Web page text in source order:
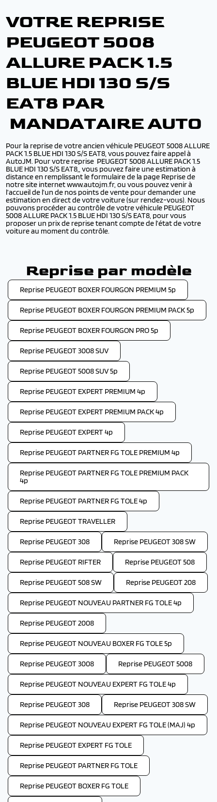
VOTRE REPRISE
PEUGEOT 5008
ALLURE PACK 1.5
BLUE HDI 130 S/S
EAT8 PAR
MANDATAIRE AUTO
Pour la reprise de votre ancien véhicule PEUGEOT 5008 ALLURE
PACK 1.5 BLUE HDI 130 S/S EAT8, vous pouvez faire appel à
AutoJM. Pour votre reprise PEUGEOT 5008 ALLURE PACK 1.5
BLUE HDI 130 S/S EAT8,, vous pouvez faire une estimation à
distance en remplissant le formulaire de la page Reprise de
notre site internet www.autojm.fr, ou vous pouvez venir à
l’accueil de l’un de nos points de vente pour demander une
estimation en direct de votre voiture (sur rendez-vous). Nous
pouvons procéder au contrôle de votre véhicule PEUGEOT
5008 ALLURE PACK 1.5 BLUE HDI 130 S/S EAT8, pour vous
proposer un prix de reprise tenant compte de l’état de votre
voiture au moment du contrôle.
Reprise par modèle
Reprise PEUGEOT BOXER FOURGON PREMIUM 5p
Reprise PEUGEOT BOXER FOURGON PREMIUM PACK 5p
Reprise PEUGEOT BOXER FOURGON PRO 5p
Reprise PEUGEOT 3008 SUV
Reprise PEUGEOT 5008 SUV 5p
Reprise PEUGEOT EXPERT PREMIUM 4p
Reprise PEUGEOT EXPERT PREMIUM PACK 4p
Reprise PEUGEOT EXPERT 4p
Reprise PEUGEOT PARTNER FG TOLE PREMIUM 4p
Reprise PEUGEOT PARTNER FG TOLE PREMIUM PACK
4p
Reprise PEUGEOT PARTNER FG TOLE 4p
Reprise PEUGEOT TRAVELLER
Reprise PEUGEOT 308 Reprise PEUGEOT 308 SW
Reprise PEUGEOT RIFTER Reprise PEUGEOT 508
Reprise PEUGEOT 508 SW Reprise PEUGEOT 208
Reprise PEUGEOT NOUVEAU PARTNER FG TOLE 4p
Reprise PEUGEOT 2008
Reprise PEUGEOT NOUVEAU BOXER FG TOLE 5p
Reprise PEUGEOT 3008 Reprise PEUGEOT 5008
Reprise PEUGEOT NOUVEAU EXPERT FG TOLE 4p
Reprise PEUGEOT 308 Reprise PEUGEOT 308 SW
Reprise PEUGEOT NOUVEAU EXPERT FG TOLE (MAJ) 4p
Reprise PEUGEOT EXPERT FG TOLE
Reprise PEUGEOT PARTNER FG TOLE
Reprise PEUGEOT BOXER FG TOLE